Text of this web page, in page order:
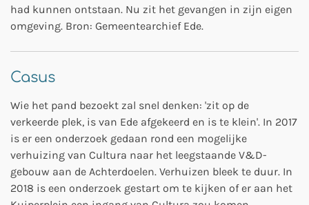
had kunnen ontstaan. Nu zit het gevangen in zijn eigen
omgeving. Bron: Gemeentearchief Ede.
Casus
Wie het pand bezoekt zal snel denken: 'zit op de
verkeerde plek, is van Ede afgekeerd en is te klein'. In 2017
is er een onderzoek gedaan rond een mogelijke
verhuizing van Cultura naar het leegstaande V&D-
gebouw aan de Achterdoelen. Verhuizen bleek te duur. In
2018 is een onderzoek gestart om te kijken of er aan het